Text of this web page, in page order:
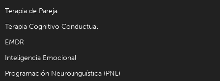
Terapia de Pareja
Terapia Cognitivo Conductual
EMDR
Inteligencia Emocional
Programación Neurolingüística (PNL)